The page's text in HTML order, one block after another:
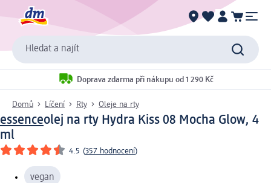
Hledat a najít
Doprava zdarma při nákupu od 1 290 Kč
Domů Líčení Rty Oleje na rty
essenceolej na rty Hydra Kiss 08 Mocha Glow, 4
ml
4.5 (357 hodnocení)
vegan